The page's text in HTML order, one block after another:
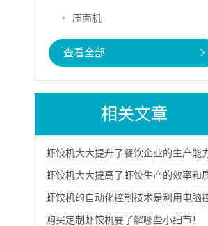
压面机
查看全部
相关文章
虾饺机大大提高了虾饺生产的效率和
购买定制虾饺机要了解哪些小细节！